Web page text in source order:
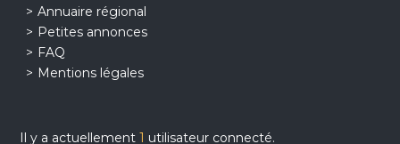
Annuaire régional
Petites annonces
FAQ
Mentions légales
Il y a actuellement1 utilisateur connecté.